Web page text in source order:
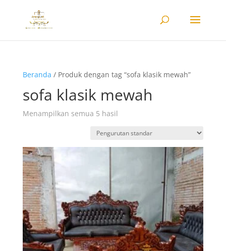
Beranda / Produk dengan tag “sofa klasik mewah”
sofa klasik mewah
Menampilkan semua 5 hasil